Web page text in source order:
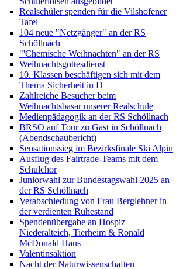
Realschüler spenden für die Vilshofener
Tafel
104 neue "Netzgänger" an der RS
Schöllnach
"'Chemische Weihnachten" an der RS
Weihnachtsgottesdienst
10. Klassen beschäftigen sich mit dem
Thema Sicherheit in D
Zahlreiche Besucher beim
Weihnachtsbasar unserer Realschule
Medienpädagogik an der RS Schöllnach
BRSO auf Tour zu Gast in Schöllnach
(Abendschaubericht)
Sensationssieg im Bezirksfinale Ski Alpin
Ausflug des Fairtrade-Teams mit dem
Schulchor
Juniorwahl zur Bundestagswahl 2025 an
der RS Schöllnach
Verabschiedung von Frau Berglehner in
der verdienten Ruhestand
Spendenübergabe an Hospiz
Niederalteich, Tierheim & Ronald
McDonald Haus
Valentinsaktion
Nacht der Naturwissenschaften